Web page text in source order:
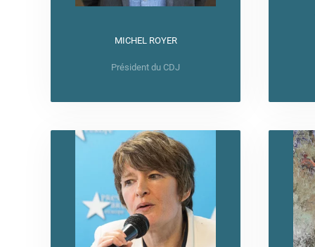
MICHEL ROYER
Président du CDJ